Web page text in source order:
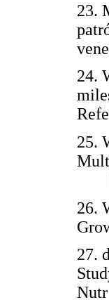
23.
24.
25.
26.
27.